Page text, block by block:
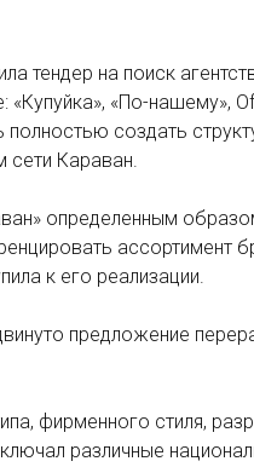
тендер на поиск
«По-нашему»,
создать
сети Караван.
определенным
к его реализации.
предложение
фирменного стиля,
различные